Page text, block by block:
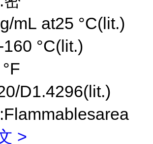
mL at25 °C(lit.)
°C(lit.)
D1.4296(lit.)
>